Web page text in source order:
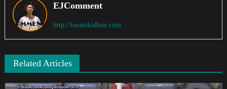
EJComment
http://kwamkidhen.com
Related Articles